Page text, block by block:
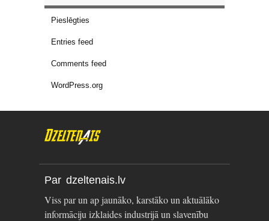
Pieslēgties
Entries feed
Comments feed
WordPress.org
Par dzeltenais.lv
Viss par un ap jaunāko, karstāko un aktuālāko
informāciju izklaides industrijā un slavenību